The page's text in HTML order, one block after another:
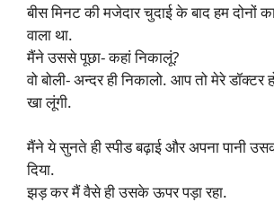
बीस मिनट की मजेदार चुदाई के बाद हम दोनों
वाला था.
मैंने उससे पूछा- कहां निकालूं?
वो बोली- अन्दर ही निकालो. आप तो मेरे डॉक्टर
खा लूंगी.
मैंने ये सुनते ही स्पीड बढ़ाई और अपना पानी
दिया.
झड़ कर मैं वैसे ही उसके ऊपर पड़ा रहा.